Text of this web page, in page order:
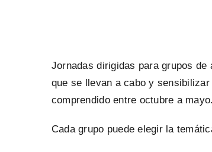
Jornadas dirigidas para grupos
que se llevan a cabo y
comprendido entre octubre a mayo.
Cada grupo puede elegir la